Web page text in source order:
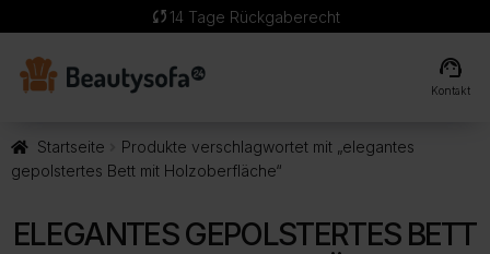
sync 14 Tage Rückgaberecht
support_agent
Kontakt
Startseite
Produkte verschlagwortet mit „elegantes
gepolstertes Bett mit Holzoberfläche“
ELEGANTES GEPOLSTERTES BETT